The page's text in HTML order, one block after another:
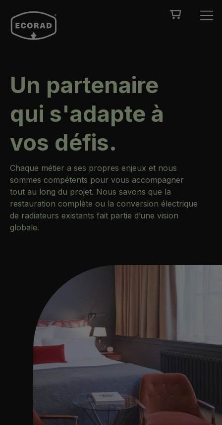
Un partenaire
qui s'adapte à
vos défis.
Chaque métier a ses propres enjeux et nous
sommes compétents pour vous accompagner
tout au long du projet. Nous savons que la
restauration complète ou la conversion électrique
de radiateurs existants fait partie d’une vision
globale.